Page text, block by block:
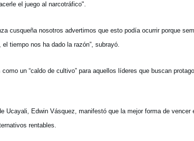
el juego al narcotráfico".
cusqueña nosotros advertimos que esto podía ocurrir porque
tiempo nos ha dado la razón”, subrayó.
un “caldo de cultivo” para aquellos líderes que buscan
Ucayali, Edwin Vásquez, manifestó que la mejor forma de vencer
rentables.